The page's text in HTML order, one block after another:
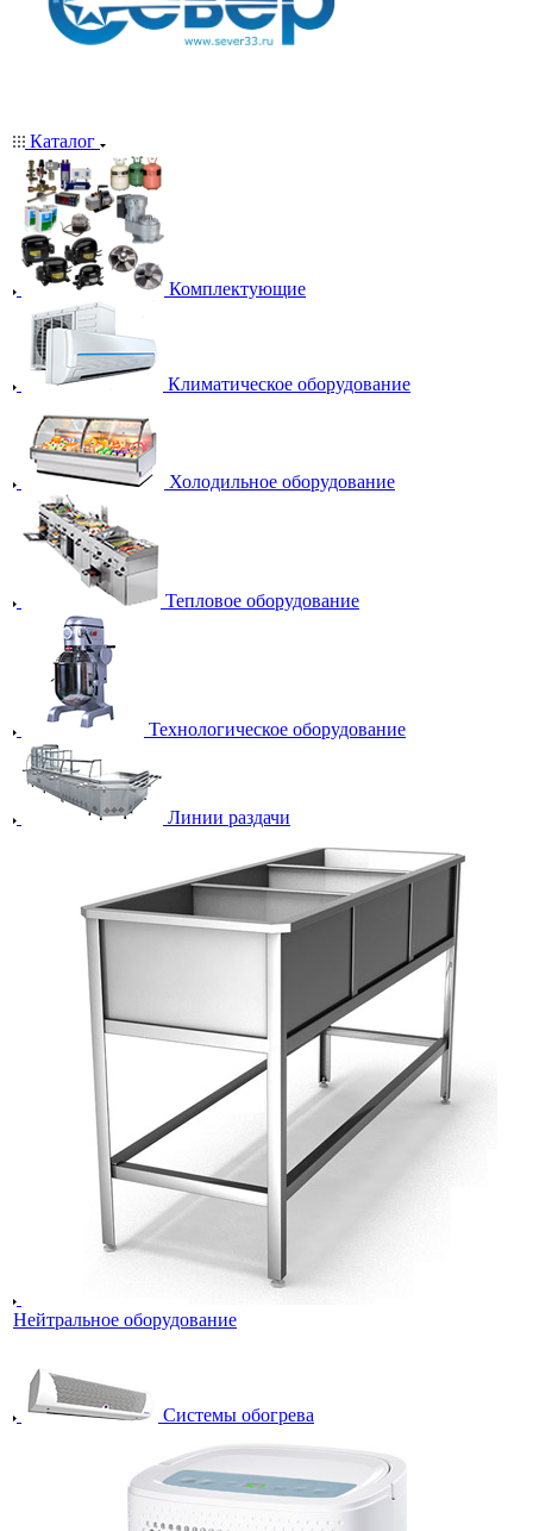
Каталог
Комплектующие
Климатическое оборудование
Холодильное оборудование
Тепловое оборудование
Технологическое оборудование
Линии раздачи
Нейтральное оборудование
Системы обогрева